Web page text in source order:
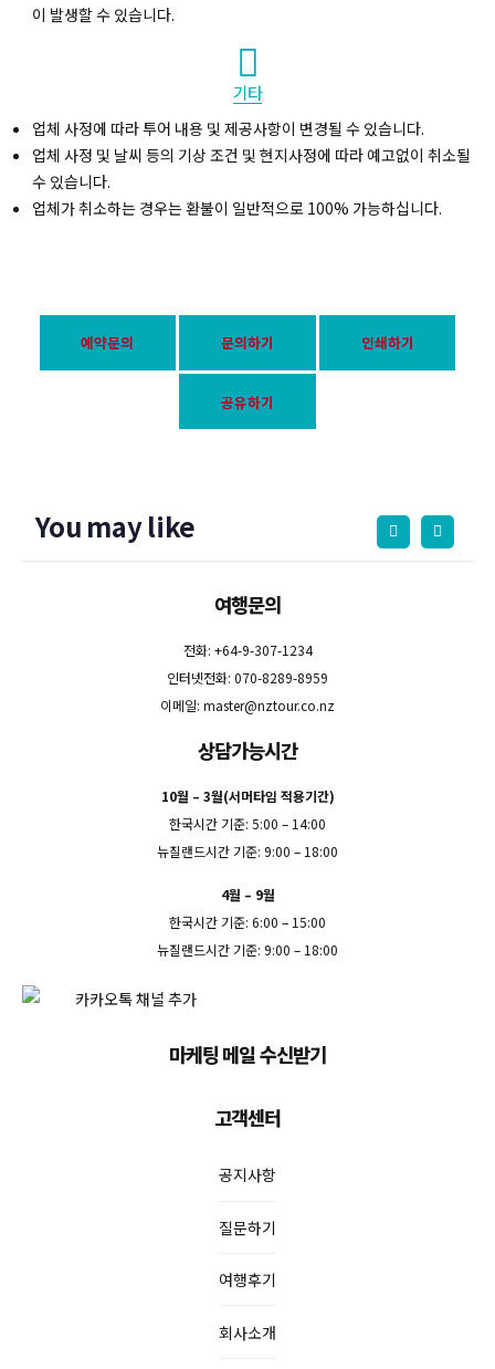
이 발생할 수 있습니다.
기타
업체 사정에 따라 투어 내용 및 제공사항이 변경될 수 있습니다.
업체 사정 및 날씨 등의 기상 조건 및 현지사정에 따라 예고없이 취소될
수 있습니다.
업체가 취소하는 경우는 환불이 일반적으로 100% 가능하십니다.
예약문의 문의하기 인쇄하기
공유하기
You may like
여행문의
전화: +64-9-307-1234
인터넷전화: 070-8289-8959
이메일: master@nztour.co.nz
상담가능시간
10월 – 3월(서머타임 적용기간)
한국시간 기준: 5:00 – 14:00
뉴질랜드시간 기준: 9:00 – 18:00
4월 – 9월
한국시간 기준: 6:00 – 15:00
뉴질랜드시간 기준: 9:00 – 18:00
마케팅 메일 수신받기
고객센터
공지사항
질문하기
여행후기
회사소개